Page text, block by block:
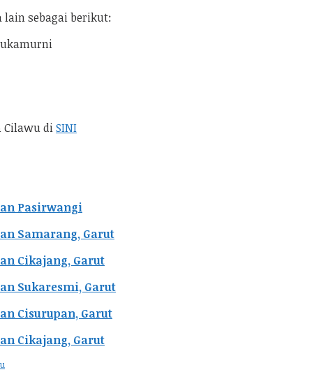
lain sebagai berikut:
Cilawu diSINI
Pasirwangi
Samarang, Garut
Cikajang, Garut
Sukaresmi, Garut
Cisurupan, Garut
Cikajang, Garut